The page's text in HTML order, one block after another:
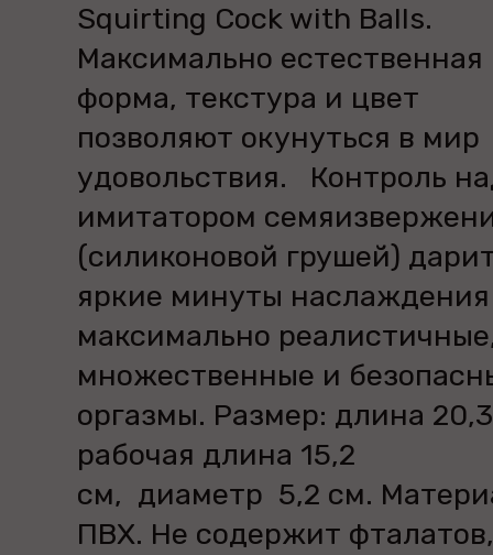
Squirting Cock with Balls.
Максимально естественная
форма, текстура и цвет
позволяют окунуться в мир
удовольствия. Контроль
имитатором
(силиконовой грушей)
яркие минуты
максимально
множественные и
оргазмы. Размер: длина
рабочая длина 15,2
см, диаметр 5,2 см.
ПВХ. Не содержит фталатов,